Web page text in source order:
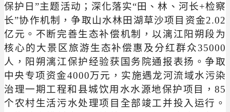
保护日”主题活动；深化落实“田、林、河长+检察
长”协作机制，争取山水林田湖草沙项目资金2.02
亿元。不断完善生态补偿机制，以漓江阳朔段为
核心的大景区旅游生态补偿惠及分红群众35000
人，阳朔漓江保护经验获国务院通报表扬。争取
中央专项资金4000万元，实施遇龙河流域水污染
治理一期工程和县城饮用水水源地保护项目，85
个农村生活污水处理项目全部竣工并投入运行。